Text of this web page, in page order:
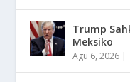
Trump
Meksiko
Agu 6, 2026 |